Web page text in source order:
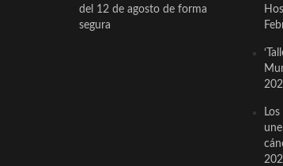
del 12 de agosto de forma
segura